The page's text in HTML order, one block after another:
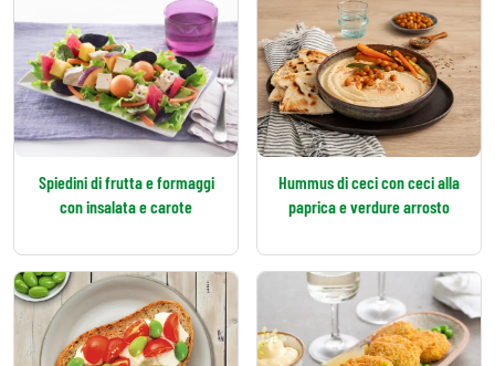
Spiedini di frutta e formaggi
con insalata e carote
Hummus di ceci con ceci alla
paprica e verdure arrosto